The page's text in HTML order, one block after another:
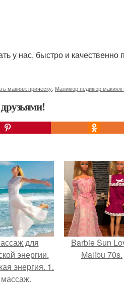
у нас, быстро и
макияж прическу Маникюр педикюр макияж
для
энергии.
энергия. 1.
массаж.
Barbie Sun
Malibu 70s.